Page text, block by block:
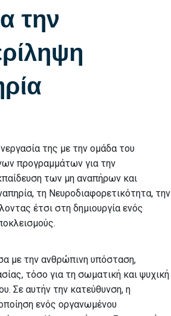
την
της με την ομάδα του
προγραμμάτων για την
των μη αναπήρων και
τη Νευροδιαφορετικότητα, την
έτσι στη δημιουργία ενός
με την ανθρώπινη υπόσταση,
τόσο για τη σωματική και ψυχική
Σε αυτήν την κατεύθυνση, η
ενός οργανωμένου